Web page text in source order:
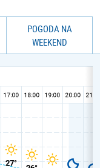
POGODA NA
WEEKEND